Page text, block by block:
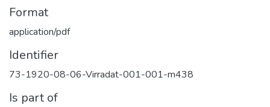
Format
application/pdf
Identifier
73-1920-08-06-Virradat-001-001-m438
Is part of